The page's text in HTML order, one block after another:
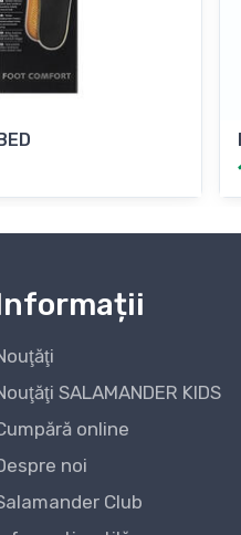
SALAMANDER KIDS
online
noi
Club